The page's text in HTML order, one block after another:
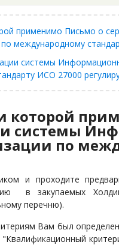
применимо Письмо о
международному
системы
ИСО 27000
которой
системы
по
и проходите
в закупаемых
перечню).
Вам был